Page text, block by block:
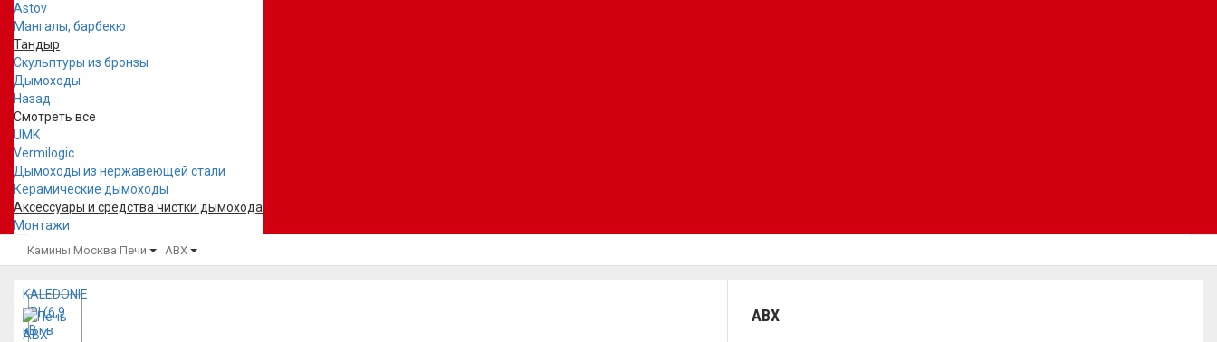
Astov
Мангалы, барбекю
Тандыр
Скульптуры из бронзы
Дымоходы
Назад
Смотреть все
UMK
Vermilogic
Дымоходы из нержавеющей стали
Керамические дымоходы
Аксессуары и средства чистки дымохода
Монтажи
Камины Москва Печи ABX
ABX